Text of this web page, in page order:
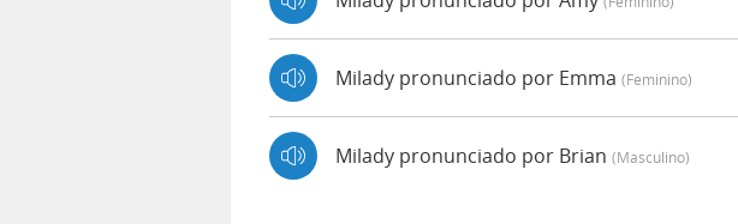
Milady pronunciado por Emma (feminino)
Milady pronunciado por Brian (masculino)